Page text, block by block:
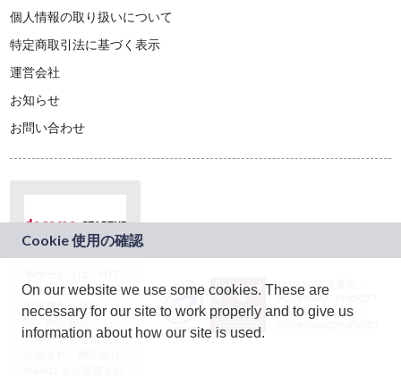
個人情報の取り扱いについて
特定商取引法に基づく表示
運営会社
お知らせ
お問い合わせ
ドコモグループの新
規事業創出プログラ
ム「docomo
STARTUP」を通じて
JASRAC許諾番号：
9024936001Y45037
JASRAC許諾番号：
On our website we use some cookies. These are
necessary for our site to work properly and to give us
information about how our site is used.